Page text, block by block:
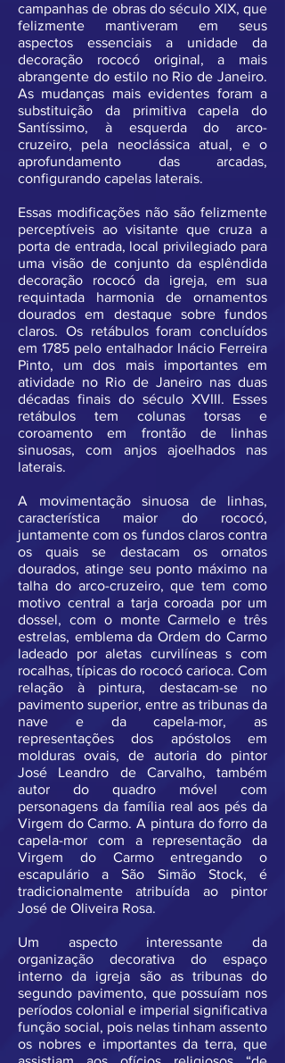
campanhas de obras do século XIX, que
felizmente mantiveram em seus
aspectos essenciais a unidade da
decoração rococó original, a mais
abrangente do estilo no Rio de Janeiro.
As mudanças mais evidentes foram a
substituição da primitiva capela do
Santíssimo, à esquerda do arco-
cruzeiro, pela neoclássica atual, e o
aprofundamento das arcadas,
configurando capelas laterais.
Essas modificações não são felizmente
perceptíveis ao visitante que cruza a
porta de entrada, local privilegiado para
uma visão de conjunto da esplêndida
decoração rococó da igreja, em sua
requintada harmonia de ornamentos
dourados em destaque sobre fundos
claros. Os retábulos foram concluídos
em 1785 pelo entalhador Inácio Ferreira
Pinto, um dos mais importantes em
atividade no Rio de Janeiro nas duas
décadas finais do século XVIII. Esses
retábulos tem colunas torsas e
coroamento em frontão de linhas
sinuosas, com anjos ajoelhados nas
laterais.
A movimentação sinuosa de linhas,
característica maior do rococó,
juntamente com os fundos claros contra
os quais se destacam os ornatos
dourados, atinge seu ponto máximo na
talha do arco-cruzeiro, que tem como
motivo central a tarja coroada por um
dossel, com o monte Carmelo e três
estrelas, emblema da Ordem do Carmo
ladeado por aletas curvilíneas s com
rocalhas, típicas do rococó carioca. Com
relação à pintura, destacam-se no
pavimento superior, entre as tribunas da
nave e da capela-mor, as
representações dos apóstolos em
molduras ovais, de autoria do pintor
José Leandro de Carvalho, também
autor do quadro móvel com
personagens da família real aos pés da
Virgem do Carmo. A pintura do forro da
capela-mor com a representação da
Virgem do Carmo entregando o
escapulário a São Simão Stock, é
tradicionalmente atribuída ao pintor
José de Oliveira Rosa.
Um aspecto interessante da
organização decorativa do espaço
interno da igreja são as tribunas do
segundo pavimento, que possuíam nos
períodos colonial e imperial significativa
função social, pois nelas tinham assento
os nobres e importantes da terra, que